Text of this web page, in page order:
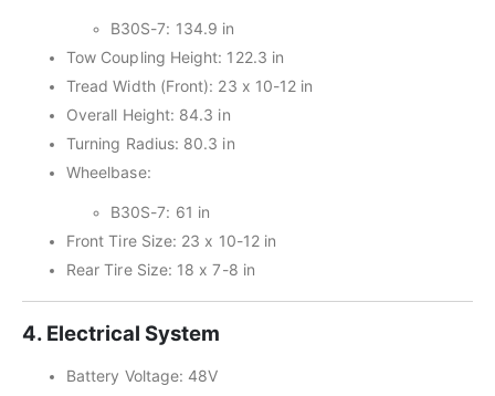
B30S-7: 134.9 in
Tow Coupling Height: 122.3 in
Tread Width (Front): 23 x 10-12 in
Overall Height: 84.3 in
Turning Radius: 80.3 in
Wheelbase:
B30S-7: 61 in
Front Tire Size: 23 x 10-12 in
Rear Tire Size: 18 x 7-8 in
4. Electrical System
Battery Voltage: 48V